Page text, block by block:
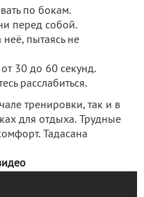
по бокам.
перед собой.
неё, пытаясь не
30 до 60 секунд.
расслабиться.
тренировки, так и в
для отдыха. Трудные
Тадасана